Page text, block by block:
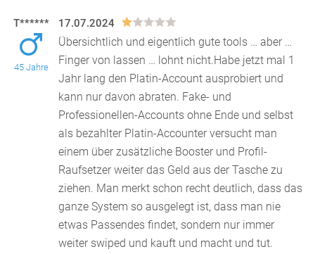
T******
45 Jahre
17.07.2024
Übersichtlich und eigentlich gute tools … aber …
Finger von lassen … lohnt nicht.Habe jetzt mal 1
Jahr lang den Platin-Account ausprobiert und
kann nur davon abraten. Fake- und
Professionellen-Accounts ohne Ende und selbst
als bezahlter Platin-Accounter versucht man
einem über zusätzliche Booster und Profil-
Raufsetzer weiter das Geld aus der Tasche zu
ziehen. Man merkt schon recht deutlich, dass das
ganze System so ausgelegt ist, dass man nie
etwas Passendes findet, sondern nur immer
weiter swiped und kauft und macht und tut.